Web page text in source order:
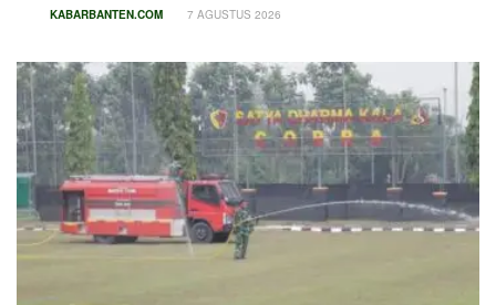
KABARBANTEN.COM 7 AGUSTUS 2026